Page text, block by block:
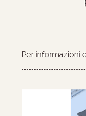
Per informazioni
Content